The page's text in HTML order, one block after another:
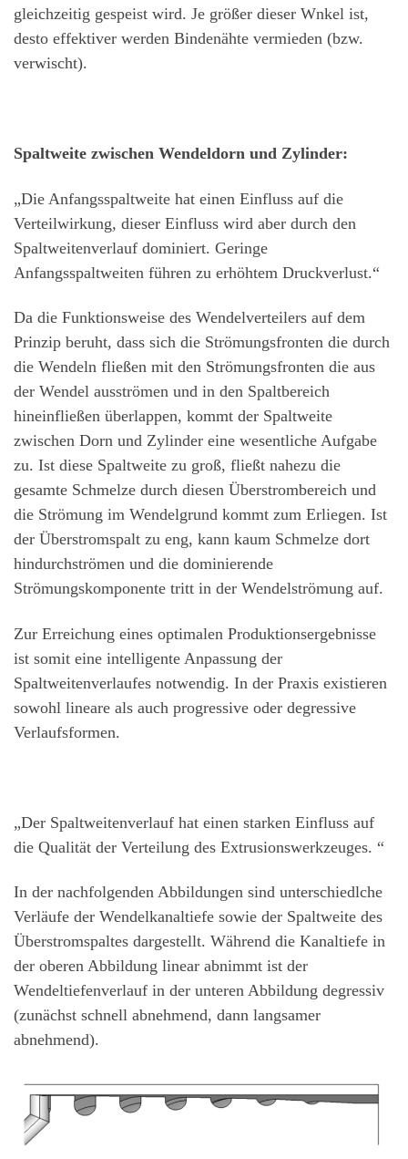
gleichzeitig gespeist wird. Je größer dieser Wnkel ist,
desto effektiver werden Bindenähte vermieden (bzw.
verwischt).
Spaltweite zwischen Wendeldorn und Zylinder:
„Die Anfangsspaltweite hat einen Einfluss auf die
Verteilwirkung, dieser Einfluss wird aber durch den
Spaltweitenverlauf dominiert. Geringe
Anfangsspaltweiten führen zu erhöhtem Druckverlust.“
Da die Funktionsweise des Wendelverteilers auf dem
Prinzip beruht, dass sich die Strömungsfronten die durch
die Wendeln fließen mit den Strömungsfronten die aus
der Wendel ausströmen und in den Spaltbereich
hineinfließen überlappen, kommt der Spaltweite
zwischen Dorn und Zylinder eine wesentliche Aufgabe
zu. Ist diese Spaltweite zu groß, fließt nahezu die
gesamte Schmelze durch diesen Überstrombereich und
die Strömung im Wendelgrund kommt zum Erliegen. Ist
der Überstromspalt zu eng, kann kaum Schmelze dort
hindurchströmen und die dominierende
Strömungskomponente tritt in der Wendelströmung auf.
Zur Erreichung eines optimalen Produktionsergebnisse
ist somit eine intelligente Anpassung der
Spaltweitenverlaufes notwendig. In der Praxis existieren
sowohl lineare als auch progressive oder degressive
Verlaufsformen.
„Der Spaltweitenverlauf hat einen starken Einfluss auf
die Qualität der Verteilung des Extrusionswerkzeuges. “
In der nachfolgenden Abbildungen sind unterschiedlche
Verläufe der Wendelkanaltiefe sowie der Spaltweite des
Überstromspaltes dargestellt. Während die Kanaltiefe in
der oberen Abbildung linear abnimmt ist der
Wendeltiefenverlauf in der unteren Abbildung degressiv
(zunächst schnell abnehmend, dann langsamer
abnehmend).